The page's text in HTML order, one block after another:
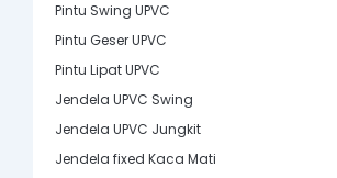
Pintu Swing UPVC
Pintu Geser UPVC
Pintu Lipat UPVC
Jendela UPVC Swing
Jendela UPVC Jungkit
Jendela fixed Kaca Mati